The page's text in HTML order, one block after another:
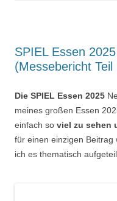
SPIEL Essen
(Messebericht Teil
Die SPIEL Essen 2025
meines großen Essen
einfach so viel zu sehen
für einen einzigen
ich es thematisch